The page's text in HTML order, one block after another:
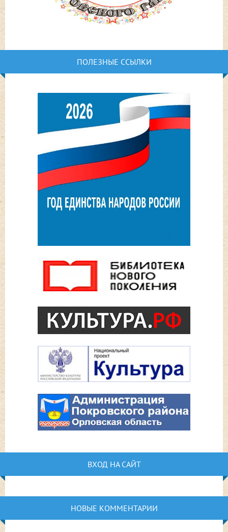
ПОЛЕЗНЫЕ ССЫЛКИ
ВХОД НА САЙТ
НОВЫЕ КОММЕНТАРИИ